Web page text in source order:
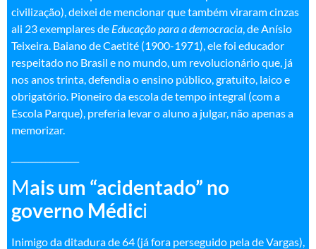
civilização), deixei de mencionar que também viraram cinzas
ali 23 exemplares de Educação para a democracia, de Anísio
Teixeira. Baiano de Caetité (1900-1971), ele foi educador
respeitado no Brasil e no mundo, um revolucionário que, já
nos anos trinta, defendia o ensino público, gratuito, laico e
obrigatório. Pioneiro da escola de tempo integral (com a
Escola Parque), preferia levar o aluno a julgar, não apenas a
memorizar.
Mais um “acidentado” no
governo Médici
Inimigo da ditadura de 64 (já fora perseguido pela de Vargas),